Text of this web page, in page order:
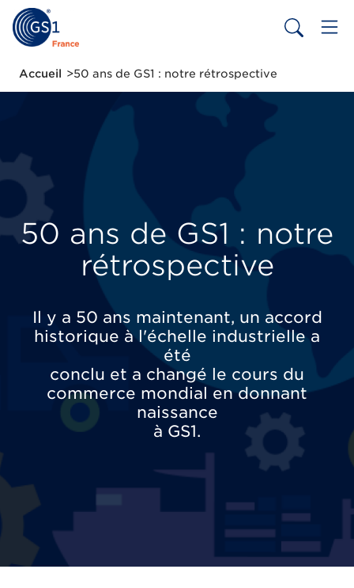
Aller
au
contenu
d'Ariane
Accueil 50 ans de GS1 : notre rétrospective
50 ans de GS1 : notre
rétrospective
Il y a 50 ans maintenant, un accord
historique à l'échelle industrielle a
été
conclu et a changé le cours du
commerce mondial en donnant
naissance
à GS1.